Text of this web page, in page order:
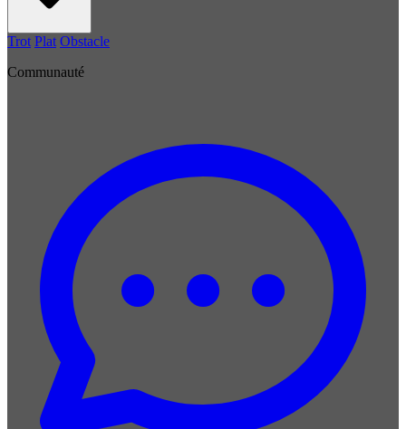
Trot Plat Obstacle
Communauté